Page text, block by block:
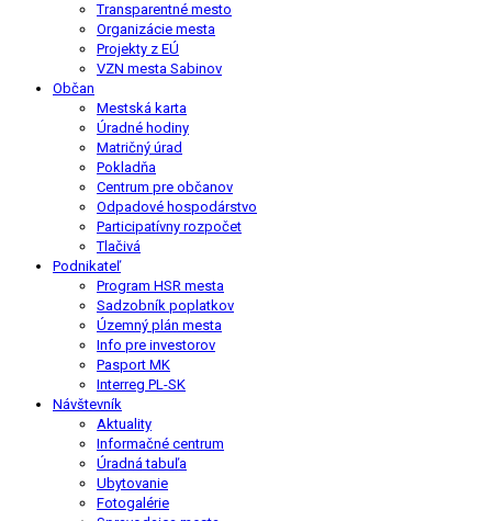
Transparentné mesto
Organizácie mesta
Projekty z EÚ
VZN mesta Sabinov
Občan
Mestská karta
Úradné hodiny
Matričný úrad
Pokladňa
Centrum pre občanov
Odpadové hospodárstvo
Participatívny rozpočet
Tlačivá
Podnikateľ
Program HSR mesta
Sadzobník poplatkov
Územný plán mesta
Info pre investorov
Pasport MK
Interreg PL-SK
Návštevník
Aktuality
Informačné centrum
Úradná tabuľa
Ubytovanie
Fotogalérie